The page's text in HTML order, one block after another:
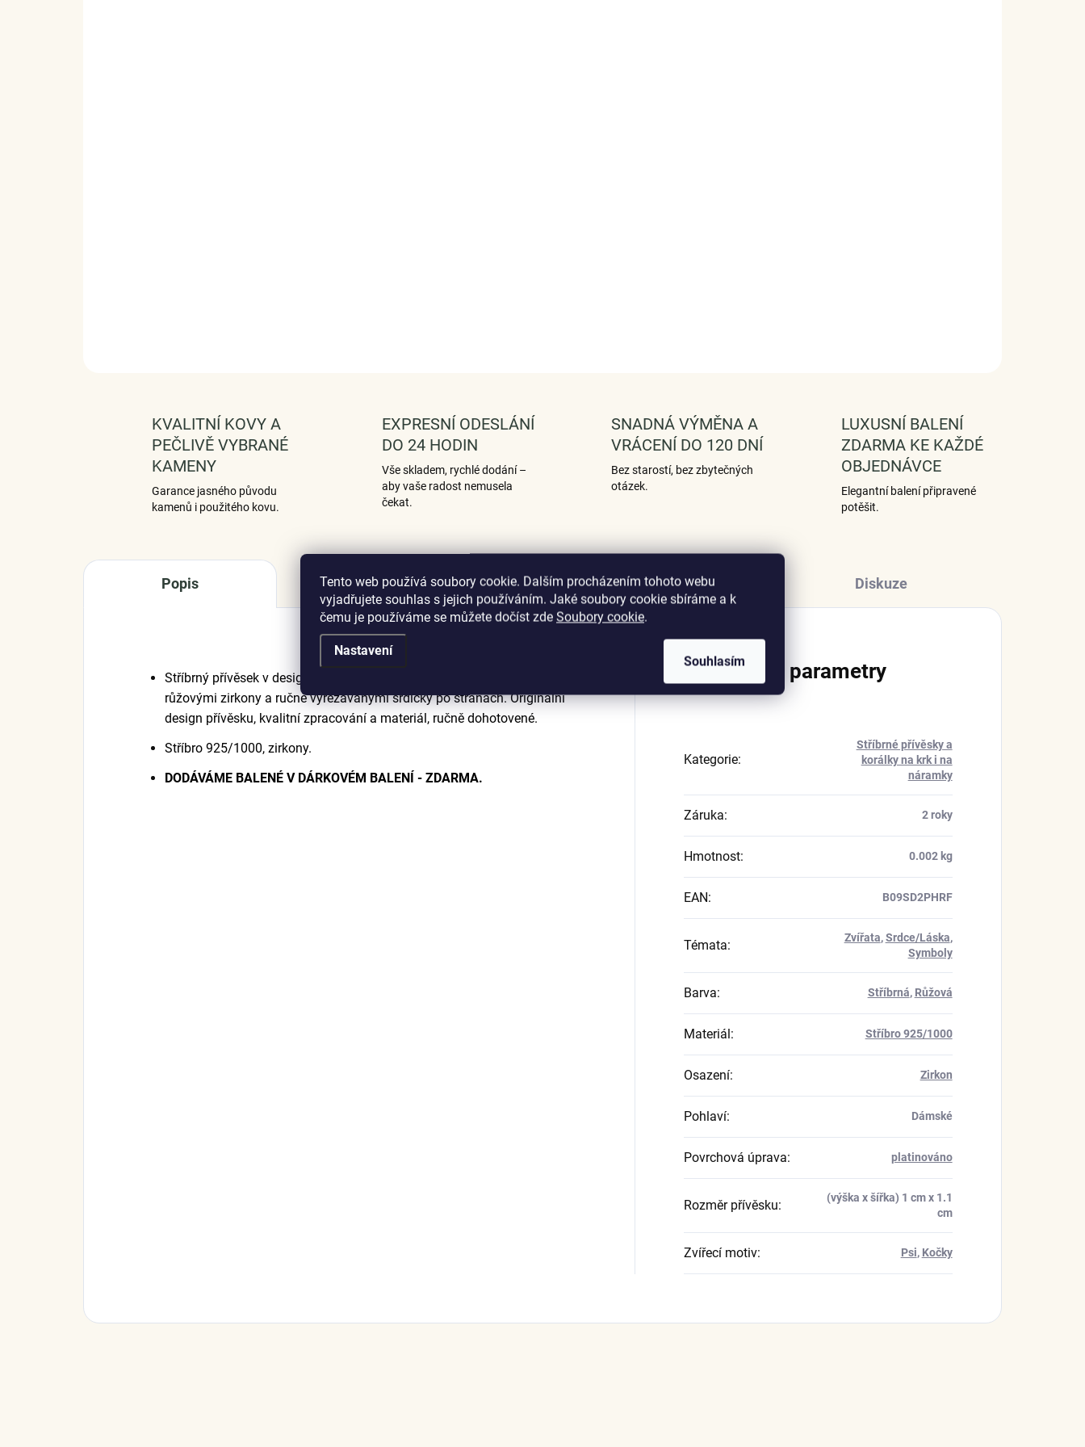
Tento web používá soubory cookie. Dalším procházením tohoto webu
vyjadřujete souhlas s jejich používáním. Jaké soubory cookie sbíráme a k
čemu je používáme se můžete dočíst zde Soubory cookie.
Nastavení
Souhlasím
KVALITNÍ KOVY A
PEČLIVĚ VYBRANÉ
KAMENY
Garance jasného původu
kamenů i použitého kovu.
EXPRESNÍ ODESLÁNÍ
DO 24 HODIN
Vše skladem, rychlé dodání –
aby vaše radost nemusela
čekat.
SNADNÁ VÝMĚNA A
VRÁCENÍ DO 120 DNÍ
Bez starostí, bez zbytečných
otázek.
LUXUSNÍ BALENÍ
ZDARMA KE KAŽDÉ
OBJEDNÁVCE
Elegantní balení připravené
potěšit.
Popis Podobné (12) Hodnocení (10) Diskuze
Stříbrný přívěsek v designu Milované packy / tlapky zdobené světle
růžovými zirkony a ručně vyřezávanými srdíčky po stranách. Originální
design přívěsku, kvalitní zpracování a materiál, ručně dohotovené.
Stříbro 925/1000, zirkony.
DODÁVÁME BALENÉ V DÁRKOVÉM BALENÍ - ZDARMA.
Doplňkové parametry
Kategorie:
Stříbrné přívěsky a
korálky na krk i na
náramky
Záruka: 2 roky
Hmotnost: 0.002 kg
EAN: B09SD2PHRF
Témata: Zvířata,Srdce/Láska,
Symboly
Barva: Stříbrná, Růžová
Materiál : Stříbro 925/1000
Osazení: Zirkon
Pohlaví: Dámské
Povrchová úprava: platinováno
Rozměr přívěsku:
(výška x šířka) 1 cm x 1.1
cm
Zvířecí motiv: Psi, Kočky